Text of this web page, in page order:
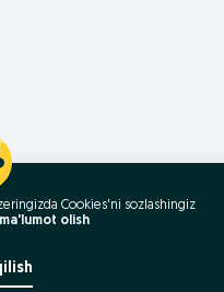
Cookies'ni sozlashingiz
olish